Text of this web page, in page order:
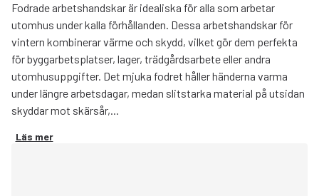
Fodrade arbetshandskar är idealiska för alla som arbetar
utomhus under kalla förhållanden. Dessa arbetshandskar för
vintern kombinerar värme och skydd, vilket gör dem perfekta
för byggarbetsplatser, lager, trädgårdsarbete eller andra
utomhusuppgifter. Det mjuka fodret håller händerna varma
under längre arbetsdagar, medan slitstarka material på utsidan
skyddar mot skärsår,...
Läs mer